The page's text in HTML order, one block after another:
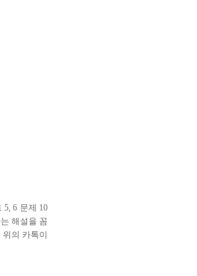
5, 6 문제 10
해설을 꼼
의 카톡이